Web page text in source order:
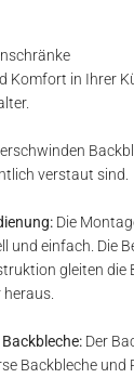
Komfort in Ihrer
verstaut sind.
Die
und einfach. Die
gleiten die
Der
Backbleche und